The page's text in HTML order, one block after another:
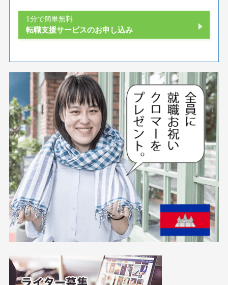
1分で簡単無料
転職支援サービスのお申し込み